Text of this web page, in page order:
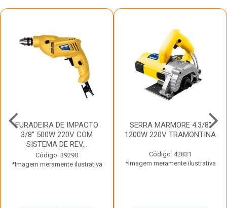
FURADEIRA DE IMPACTO
3/8” 500W 220V COM
SISTEMA DE REV...
Código: 39290
*Imagem meramente ilustrativa
SERRA MARMORE 4.3/8”
1200W 220V TRAMONTINA
Código: 42831
*Imagem meramente ilustrativa